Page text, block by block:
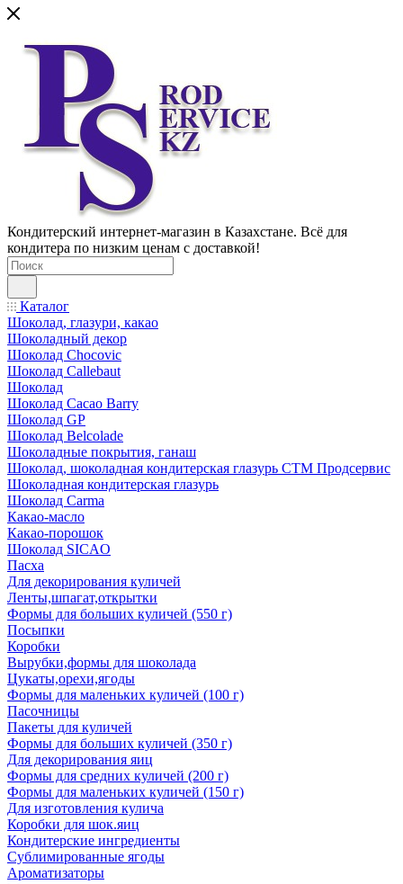
Кондитерский интернет-магазин в Казахстане. Всё для
кондитера по низким ценам с доставкой!
Каталог
Шоколад, глазури, какао
Шоколадный декор
Шоколад Chocovic
Шоколад Callebaut
Шоколад
Шоколад Cacao Barry
Шоколад GP
Шоколад Belcolade
Шоколадные покрытия, ганаш
Шоколад, шоколадная кондитерская глазурь СТМ Продсервис
Шоколадная кондитерская глазурь
Шоколад Carma
Какао-масло
Какао-порошок
Шоколад SICAO
Пасха
Для декорирования куличей
Ленты,шпагат,открытки
Формы для больших куличей (550 г)
Посыпки
Коробки
Вырубки,формы для шоколада
Цукаты,орехи,ягоды
Формы для маленьких куличей (100 г)
Пасочницы
Пакеты для куличей
Формы для больших куличей (350 г)
Для декорирования яиц
Формы для средних куличей (200 г)
Формы для маленьких куличей (150 г)
Для изготовления кулича
Коробки для шок.яиц
Кондитерские ингредиенты
Сублимированные ягоды
Ароматизаторы